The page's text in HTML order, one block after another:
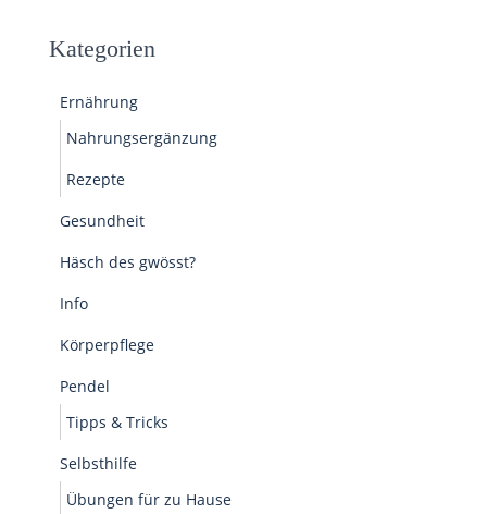
Kategorien
Ernährung
Nahrungsergänzung
Rezepte
Gesundheit
Häsch des gwösst?
Info
Körperpflege
Pendel
Tipps & Tricks
Selbsthilfe
Übungen für zu Hause